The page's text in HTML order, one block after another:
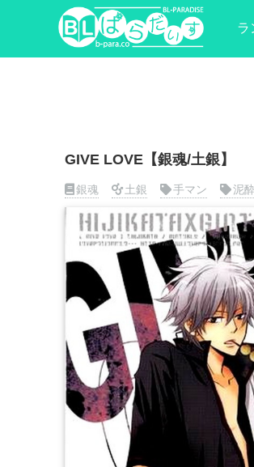
ラ
GIVE LOVE【銀魂/土銀】
銀魂 土銀 手マン 泥